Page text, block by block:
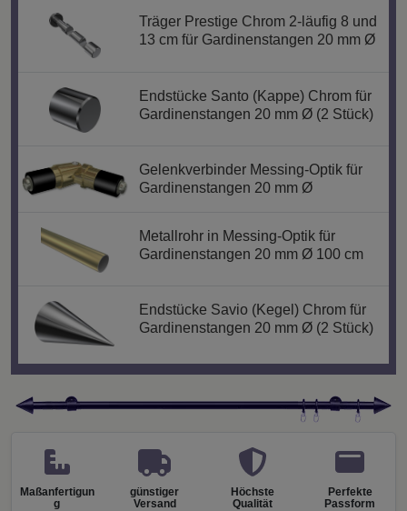
Träger Prestige Chrom 2-läufig 8 und
13 cm für Gardinenstangen 20 mm Ø
Endstücke Santo (Kappe) Chrom für
Gardinenstangen 20 mm Ø (2 Stück)
Gelenkverbinder Messing-Optik für
Gardinenstangen 20 mm Ø
Metallrohr in Messing-Optik für
Gardinenstangen 20 mm Ø 100 cm
Endstücke Savio (Kegel) Chrom für
Gardinenstangen 20 mm Ø (2 Stück)
Maßanfertigun
g
günstiger
Versand
Höchste
Qualität
Perfekte
Passform